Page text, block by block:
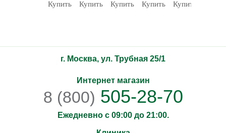
Купить Купить Купить Купить Купить
г. Москва, ул. Трубная 25/1
Интернет магазин
8 (800) 505-28-70
Ежедневно с 09:00 до 21:00.